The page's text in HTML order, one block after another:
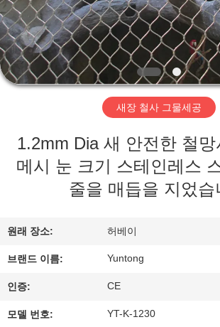
품
우
리
대
하
공
장
여
새장 철사 그물세공
1.2mm Dia 새 안전한 철
메시 눈 크기 스테인레스
줄을 매듭을 지었습
원래 장소: 허베이
브랜드 이름: Yuntong
인증: CE
모델 번호: YT-K-1230